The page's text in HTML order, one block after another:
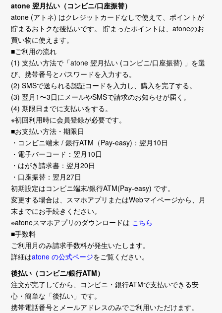
atone 翌月払い（コンビニ/口座振替）
atone (アトネ) はクレジットカードなしで使えて、ポイントが
貯まるおトクな後払いです。 貯まったポイントは、atoneのお
買い物に使えます。
■ご利用の流れ
(1) 支払い方法で「atone 翌月払い (コンビニ/口座振替) 」を選
び、携帯番号とパスワードを入力する。
(2) SMSで送られる認証コードを入力し、購入を完了する。
(3) 翌月1〜3日にメールやSMSで請求のお知らせが届く。
(4) 期限日までに支払いをする。
※初回利用時に会員登録が必要です。
■お支払い方法・期限日
・コンビニ端末 / 銀行ATM（Pay-easy)：翌月10日
・電子バーコード：翌月10日
・はがき請求書：翌月20日
・口座振替：翌月27日
初期設定はコンビニ端末/銀行ATM(Pay-easy) です。
変更する場合は、スマホアプリまたはWebマイページから、月
末までにお手続きください。
※atoneスマホアプリのダウンロードは こちら
■手数料
ご利用月のみ請求手数料が発生いたします。
詳細はatone の公式ページをご覧ください。
後払い（コンビニ/銀行ATM）
注文が完了してから、コンビニ・銀行ATMで支払いできる安
心・簡単な「後払い」です。
携帯電話番号とメールアドレスのみでご利用いただけます。